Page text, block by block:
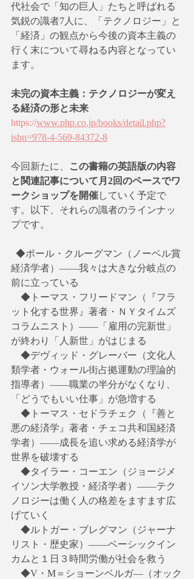
代社会で「知の巨人」たちと呼ばれる
気鋭の識者7人に、「テクノロジー」と
「経済」の観点から今後の資本主義の
行く末について尋ねる内容となってい
ます。
未完の資本主義：テクノロジーが変え
る経済の形と未来
https://www.php.co.jp/books/detail.php?
isbn=978-4-569-84372-8
今回新たに、
この書籍の英語版の内容
と関連記事について月2回のペースでワ
ークショップを開催していく予定で
す。以下、それらの識者のラインナッ
プです。
経済学者）――我々は大きな分岐点の
前に立っている
◆トーマス・フリードマン（『フラ
ット化する世界』著者・ＮＹタイムズ
コラムニスト）――「雇用の完新世」
が終わり「人新世」がはじまる
◆デヴィッド・グレーバー（文化人
類学者・ウォール街占拠運動の理論的
指導者）――職業の半分がなくなり、
「どうでもいい仕事」が急増する
◆トーマス・セドラチェク（『善と
悪の経済学』著者・チェコ共和国経済
学者）――成長を追い求める経済学が
世界を破壊する
◆タイラー・コーエン（ジョージメ
イソン大学教授・経済学者）――テク
ノロジーは働く人の格差をますます広
げていく
◆ルトガー・ブレグマン（ジャーナ
リスト・歴史家）――ベーシックイン
カムと１日３時間労働が社会を救う
◆V・M＝ショーンベルガ―（オック